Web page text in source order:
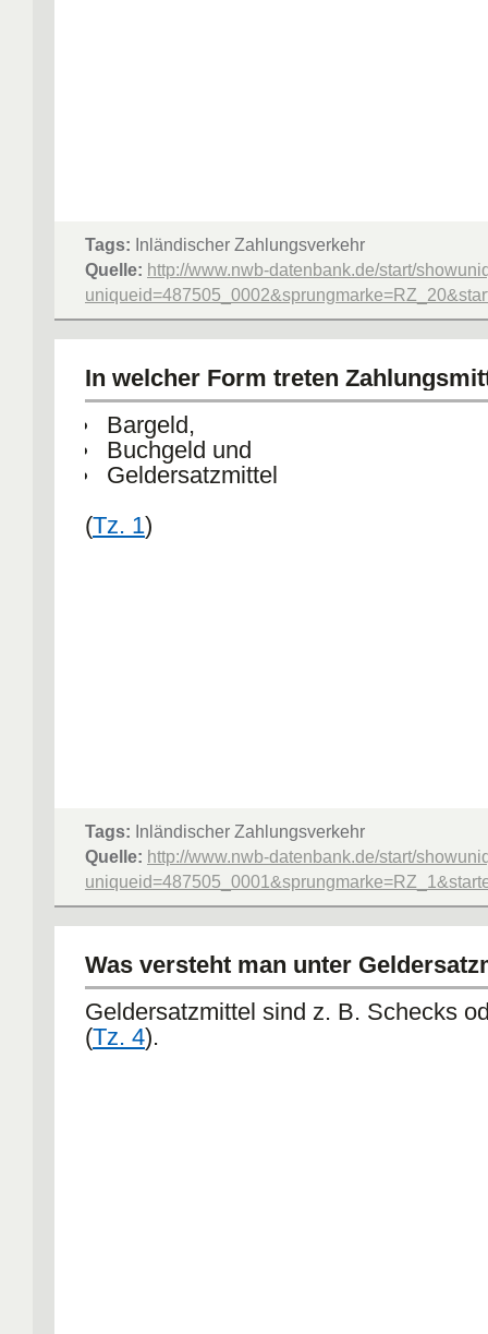
Tags: Inländischer Zahlungsverkehr
Quelle: http://www.nwb-datenbank.de/start/
In welcher Form treten
Bargeld,
Buchgeld und
Geldersatzmittel
(Tz. 1)
Tags: Inländischer Zahlungsverkehr
Quelle: http://www.nwb-datenbank.de/start/
Was versteht man unter
Geldersatzmittel sind z. B. Schecks
(Tz. 4).